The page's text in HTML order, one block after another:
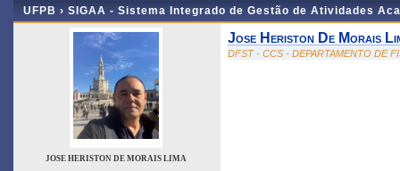
UFPB › SIGAA - Sistema Integrado de Gestão de Atividades
JOSE HERISTON DE MORAIS LIMA
Jose Heriston De Morais
DFST - CCS - DEPARTAMENTO DE